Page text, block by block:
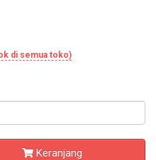
di semua toko)
Keranjang